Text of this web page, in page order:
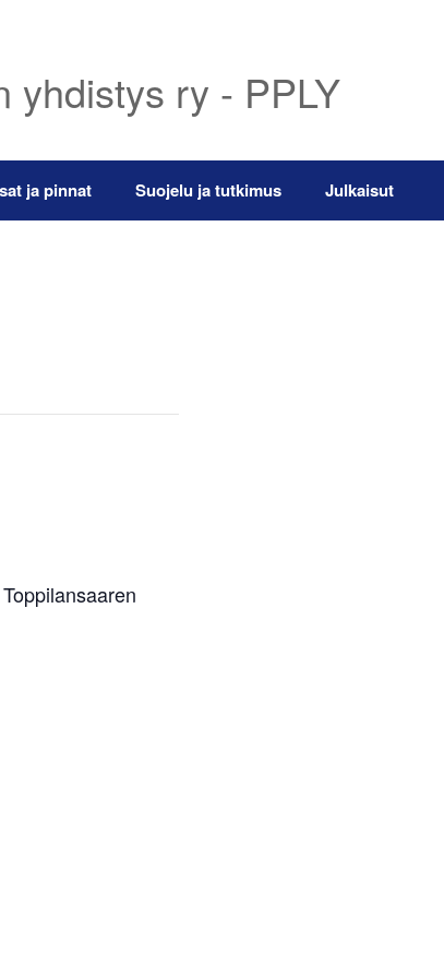
yhdistys ry - PPLY
ja pinnat Suojelu ja tutkimus Julkaisut